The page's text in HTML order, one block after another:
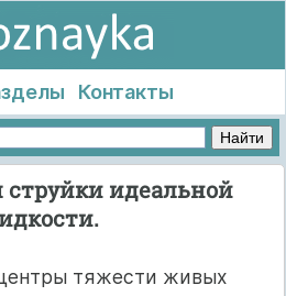
Контакты
идеальной
тяжести живых